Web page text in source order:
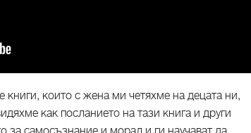
книги, които с жена ми четяхме на децата ни,
как посланието на тази книга и други